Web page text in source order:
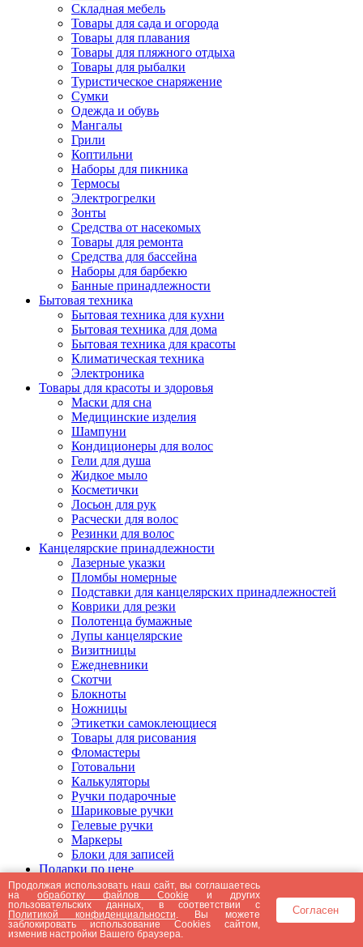
Складная мебель
Товары для сада и огорода
Товары для плавания
Товары для пляжного отдыха
Товары для рыбалки
Туристическое снаряжение
Сумки
Одежда и обувь
Мангалы
Грили
Коптильни
Наборы для пикника
Термосы
Электрогрелки
Зонты
Средства от насекомых
Товары для ремонта
Средства для бассейна
Наборы для барбекю
Банные принадлежности
Бытовая техника
Бытовая техника для кухни
Бытовая техника для дома
Бытовая техника для красоты
Климатическая техника
Электроника
Товары для красоты и здоровья
Маски для сна
Медицинские изделия
Шампуни
Кондиционеры для волос
Гели для душа
Жидкое мыло
Косметички
Лосьон для рук
Расчески для волос
Резинки для волос
Канцелярские принадлежности
Лазерные указки
Пломбы номерные
Подставки для канцелярских принадлежностей
Коврики для резки
Полотенца бумажные
Лупы канцелярские
Визитницы
Ежедневники
Скотчи
Блокноты
Ножницы
Этикетки самоклеющиеся
Товары для рисования
Фломастеры
Готовальни
Калькуляторы
Ручки подарочные
Шариковые ручки
Гелевые ручки
Маркеры
Блоки для записей
Подарки по цене
Подарки от 5000 рублей
Подарки до 5000 рублей
Подарки до 3000 рублей
Подарки до 2000 рублей
Подарки до 1000 рублей
Продолжая использовать наш сайт, вы соглашаетесь
наобработку файлов Cookie и других
пользовательских данных, в соответствии с
Политикой конфиденциальности . Вы можете
заблокировать использование Cookies сайтом,
изменив настройки Вашего браузера.
Согласен